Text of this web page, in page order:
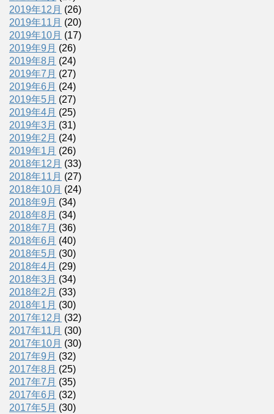
2019年12月 (26)
2019年11月 (20)
2019年10月 (17)
2019年9月 (26)
2019年8月 (24)
2019年7月 (27)
2019年6月 (24)
2019年5月 (27)
2019年4月 (25)
2019年3月 (31)
2019年2月 (24)
2019年1月 (26)
2018年12月 (33)
2018年11月 (27)
2018年10月 (24)
2018年9月 (34)
2018年8月 (34)
2018年7月 (36)
2018年6月 (40)
2018年5月 (30)
2018年4月 (29)
2018年3月 (34)
2018年2月 (33)
2018年1月 (30)
2017年12月 (32)
2017年11月 (30)
2017年10月 (30)
2017年9月 (32)
2017年8月 (25)
2017年7月 (35)
2017年6月 (32)
2017年5月 (30)